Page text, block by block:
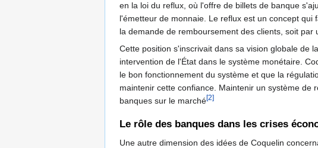
en la loi du reflux, où l'offre de billets de banque
l'émetteur de monnaie. Le reflux est un concept
la demande de remboursement des clients, soit
Cette position s'inscrivait dans sa vision globale de
intervention de l'État dans le système monétaire.
le bon fonctionnement du système et que la
maintenir cette confiance. Maintenir un système
banques sur le marché[2]
Le rôle des banques dans les crises
Une autre dimension des idées de Coquelin